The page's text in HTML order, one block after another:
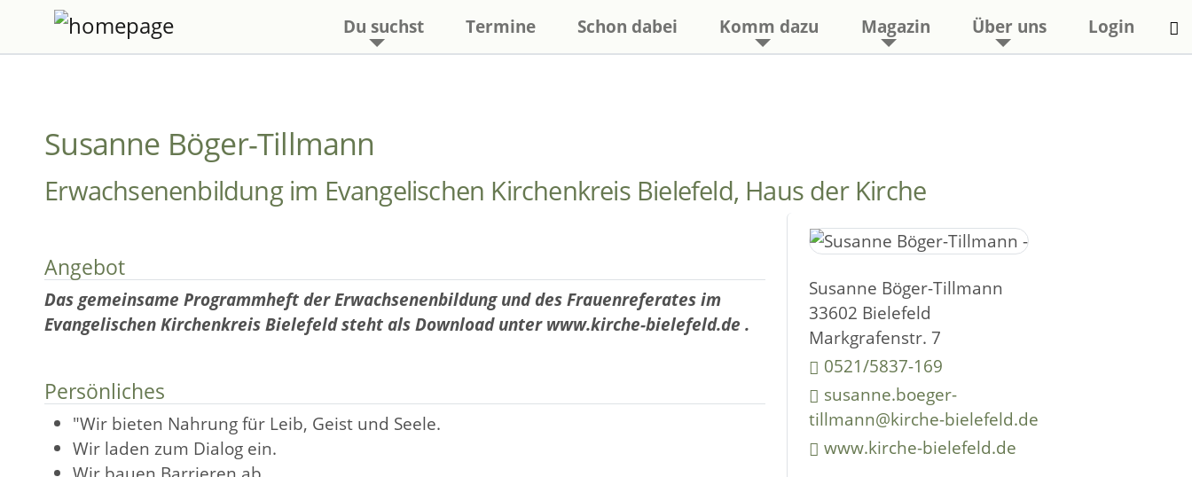
Du suchst Termine Schon dabei Komm dazu Magazin Über uns Login
Susanne Böger-Tillmann
Erwachsenenbildung im Evangelischen Kirchenkreis Bielefeld, Haus der Kirche
Angebot
Das gemeinsame Programmheft der Erwachsenenbildung und des Frauenreferates im
Evangelischen Kirchenkreis Bielefeld steht als Download unter www.kirche-bielefeld.de .
Persönliches
"Wir bieten Nahrung für Leib, Geist und Seele.
Wir laden zum Dialog ein.
Susanne Böger-Tillmann
33602 Bielefeld
Markgrafenstr. 7
0521/5837-169
susanne.boeger-
tillmann@kirche-bielefeld.de
www.kirche-bielefeld.de